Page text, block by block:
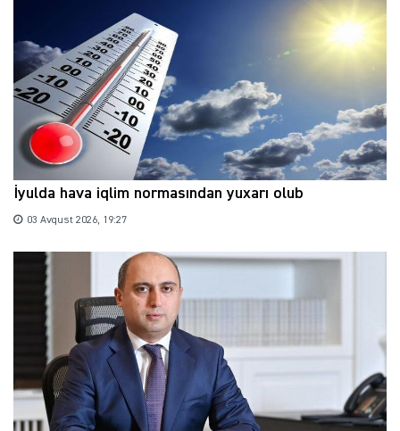
İyulda hava iqlim normasından yuxarı olub
03 Avqust 2026, 19:27